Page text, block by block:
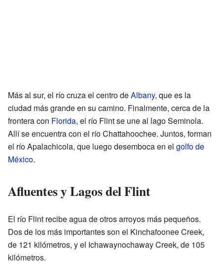
Más al sur, el río cruza el centro deAlbany, que es la
ciudad más grande en su camino. Finalmente, cerca de la
frontera con Florida, el río Flint se une al lago Seminola.
Allí se encuentra con el río Chattahoochee. Juntos, forman
el río Apalachicola, que luego desemboca en el golfo de
México.
Afluentes y Lagos del Flint
El río Flint recibe agua de otros arroyos más pequeños.
Dos de los más importantes son el Kinchafoonee Creek,
de 121 kilómetros, y el Ichawaynochaway Creek, de 105
kilómetros.